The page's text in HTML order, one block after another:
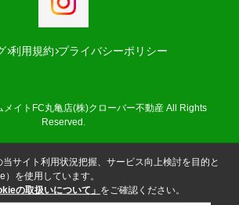
利用規約 プライバシーポリシー
イトFC丸亀店(株)クローバー不動産 All Rights
Reserved.
サイト利用状況把握、サービス向上検討を目的と
を使用しています。
の取扱いについて」 をご確認ください。